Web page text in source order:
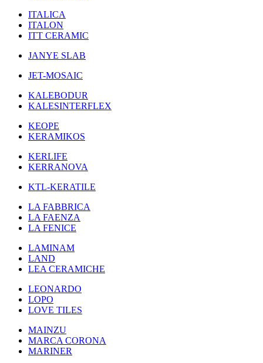
ITALICA
ITALON
ITT CERAMIC
JANYE SLAB
JET-MOSAIC
KALEBODUR
KALESINTERFLEX
KEOPE
KERAMIKOS
KERLIFE
KERRANOVA
KTL-KERATILE
LA FABBRICA
LA FAENZA
LA FENICE
LAMINAM
LAND
LEA CERAMICHE
LEONARDO
LOPO
LOVE TILES
MAINZU
MARCA CORONA
MARINER